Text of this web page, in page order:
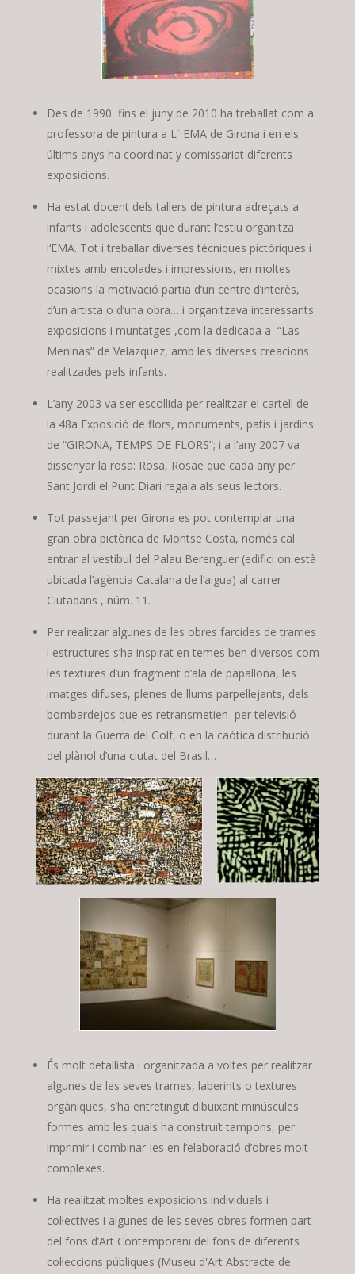
Des de 1990 fins el juny de 2010 ha treballat com a
professora de pintura a L¨EMA de Girona i en els
últims anys ha coordinat y comissariat diferents
exposicions.
Ha estat docent dels tallers de pintura adreçats a
infants i adolescents que durant l’estiu organitza
l‘EMA. Tot i treballar diverses tècniques pictòriques i
mixtes amb encolades i impressions, en moltes
ocasions la motivació partia d’un centre d’interès,
d’un artista o d’una obra… i organitzava interessants
exposicions i muntatges ,com la dedicada a “Las
Meninas” de Velazquez, amb les diverses creacions
realitzades pels infants.
L’any 2003 va ser escollida per realitzar el cartell de
la 48a Exposició de flors, monuments, patis i jardins
de “GIRONA, TEMPS DE FLORS”; i a l’any 2007 va
dissenyar la rosa: Rosa, Rosae que cada any per
Sant Jordi el Punt Diari regala als seus lectors.
Tot passejant per Girona es pot contemplar una
gran obra pictòrica de Montse Costa, només cal
entrar al vestíbul del Palau Berenguer (edifici on està
ubicada l’agència Catalana de l’aigua) al carrer
Ciutadans , núm. 11.
Per realitzar algunes de les obres farcides de trames
i estructures s’ha inspirat en temes ben diversos com
les textures d’un fragment d’ala de papallona, les
imatges difuses, plenes de llums parpellejants, dels
bombardejos que es retransmetien per televisió
durant la Guerra del Golf, o en la caòtica distribució
del plànol d’una ciutat del Brasil…
És molt detallista i organitzada a voltes per realitzar
algunes de les seves trames, laberints o textures
orgàniques, s’ha entretingut dibuixant minúscules
formes amb les quals ha construït tampons, per
imprimir i combinar-les en l’elaboració d’obres molt
complexes.
Ha realitzat moltes exposicions individuals i
col·lectives i algunes de les seves obres formen part
del fons d’Art Contemporani del fons de diferents
col·leccions públiques (Museu d'Art Abstracte de